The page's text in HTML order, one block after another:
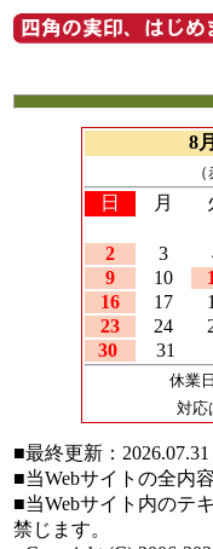
8
日 月
2
3
9
10
16
17
23
24
30
31
休業
対応
■最終更新： 2026.07.31
■当Webサイトの全内
■当Webサイト内のテ
禁じます。